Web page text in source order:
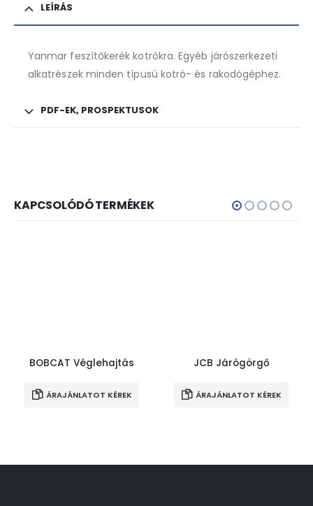
LEÍRÁS
Yanmar feszítőkerék kotrókra. Egyéb járószerkezeti
alkatrészek minden típusú kotró- és rakodógéphez.
PDF-EK, PROSPEKTUSOK
KAPCSOLÓDÓ TERMÉKEK
BOBCAT Véglehajtás
ÁRAJÁNLATOT KÉREK
JCB Járógörgő
ÁRAJÁNLATOT KÉREK